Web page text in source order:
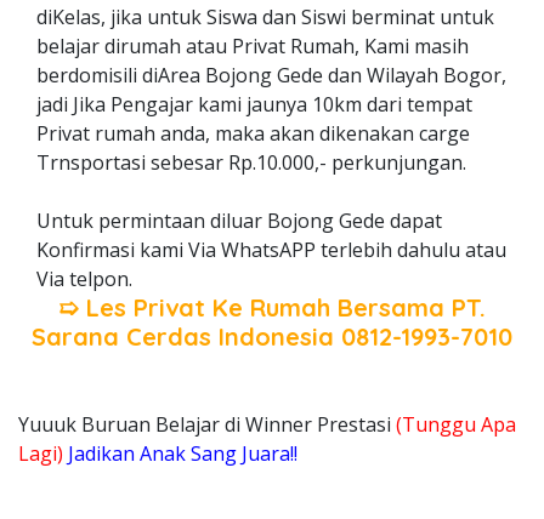
diKelas, jika untuk Siswa dan Siswi berminat untuk
belajar dirumah atau Privat Rumah, Kami masih
berdomisili diArea Bojong Gede dan Wilayah Bogor,
jadi Jika Pengajar kami jaunya 10km dari tempat
Privat rumah anda, maka akan dikenakan carge
Trnsportasi sebesar Rp.10.000,- perkunjungan.
Untuk permintaan diluar Bojong Gede dapat
Konfirmasi kami Via WhatsAPP terlebih dahulu atau
Via telpon.
➯ Les Privat Ke Rumah Bersama PT.
Sarana Cerdas Indonesia 0812-1993-7010
Yuuuk Buruan Belajar di Winner Prestasi (Tunggu Apa
Lagi) Jadikan Anak Sang Juara!!